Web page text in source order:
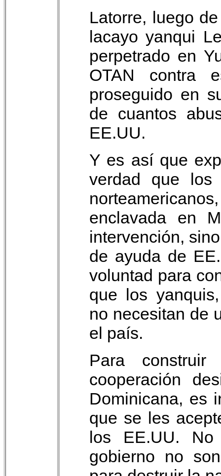
Latorre, luego
lacayo yanqui
perpetrado en
OTAN contra
proseguido en
de cuantos
EE.UU.
Y es así que
verdad que
enclavada en
intervención,
de ayuda de
voluntad para
que los
no necesitan de
el país.
Para
cooperación
Dominicana, es
que se les
los EE.UU.
gobierno no